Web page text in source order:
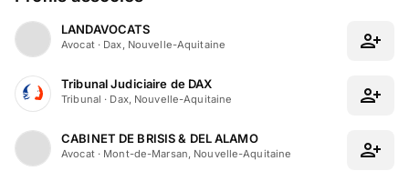
LANDAVOCATS
Avocat· Dax, Nouvelle-Aquitaine
Tribunal Judiciaire de DAX
Tribunal · Dax, Nouvelle-Aquitaine
CABINET DE BRISIS & DEL ALAMO
Avocat· Mont-de-Marsan, Nouvelle-Aquitaine